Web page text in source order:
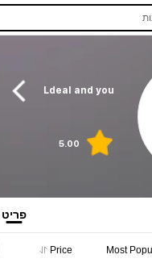
Ldeal and you
5.00
פריט
Most
Price